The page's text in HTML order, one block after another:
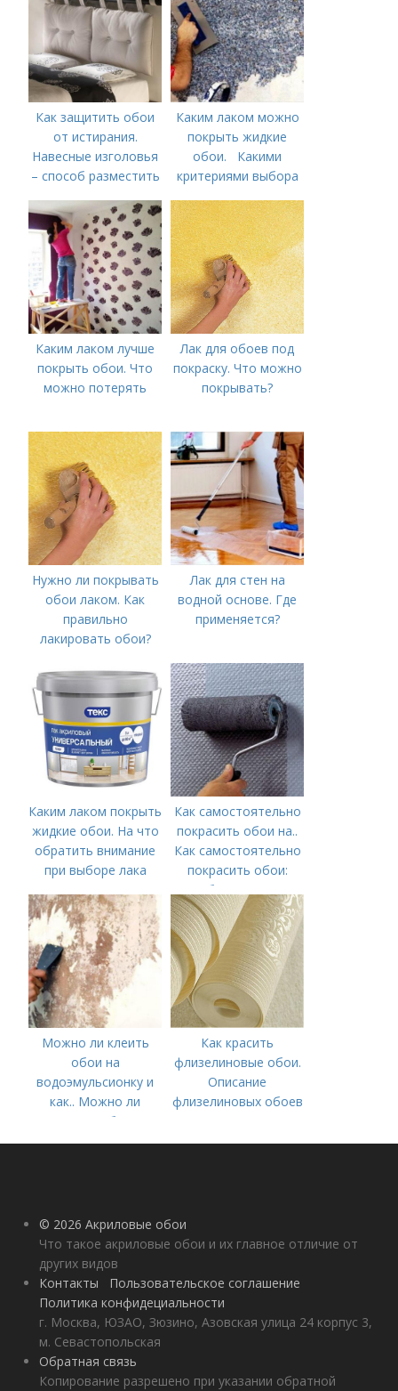
Как защитить обои
от истирания.
Навесные изголовья
– способ разместить
пачкая обои
Каким лаком можно
покрыть жидкие
обои. Какими
критериями выбора
обоев
руководствоваться
Каким лаком лучше
покрыть обои. Что
можно потерять
Лак для обоев под
покраску. Что можно
покрывать?
Нужно ли покрывать
обои лаком. Как
правильно
лакировать обои?
Лак для стен на
водной основе. Где
применяется?
Каким лаком покрыть
жидкие обои. На что
обратить внимание
при выборе лака
Как самостоятельно
покрасить обои на..
Как самостоятельно
покрасить обои:
выбор краски и
обоев, технология
окрашивания в один
или несколько
цветов
Можно ли клеить
обои на
водоэмульсионку и
как.. Можно ли
наклеить обои на
водоэмульсионную
Как красить
флизелиновые обои.
Описание
флизелиновых обоев
© 2026 Акриловые обои
Что такое акриловые обои и их главное отличие от
других видов
Контакты
Пользовательское соглашение
Политика конфидециальности
г. Москва, ЮЗАО, Зюзино, Азовская улица 24 корпус 3,
м. Севастопольская
Обратная связь
Копирование разрешено при указании обратной